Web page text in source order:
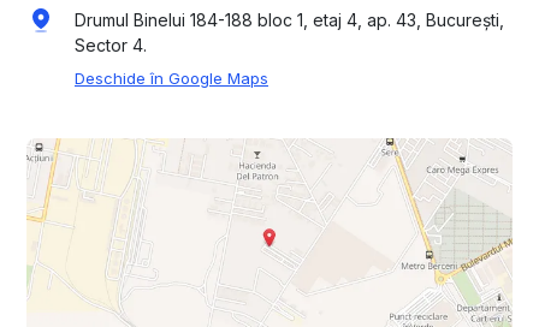
Drumul Binelui 184-188 bloc 1, etaj 4, ap. 43, București,
Sector 4.
Deschide în Google Maps